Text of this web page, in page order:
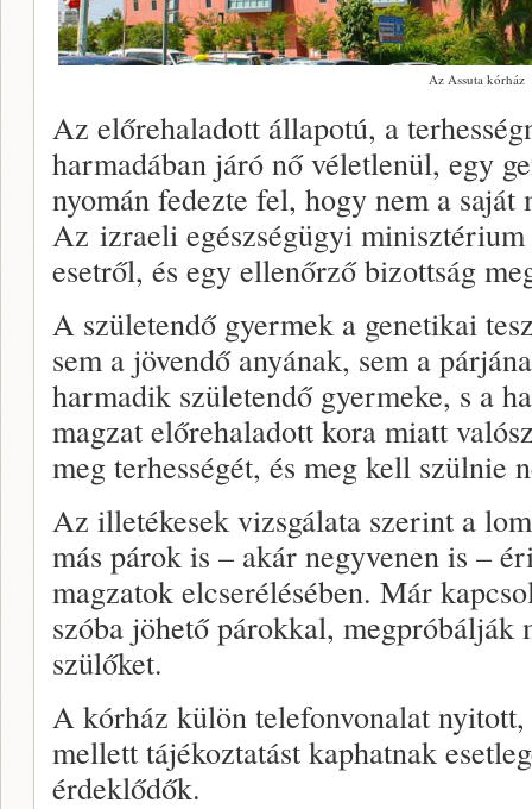
Az Assuta kórház
Az előrehaladott állapotú, a
harmadában járó nő véletlenül, egy
nyomán fedezte fel, hogy nem a saját
Az izraeli egészségügyi
esetről, és egy ellenőrző bizottság
A születendő gyermek a genetikai
sem a jövendő anyának, sem a
harmadik születendő gyermeke, s a
magzat előrehaladott kora miatt
meg terhességét, és meg kell szülnie
Az illetékesek vizsgálata szerint a
más párok is – akár negyvenen is –
magzatok elcserélésében. Már
szóba jöhető párokkal,
szülőket.
A kórház külön telefonvonalat
mellett tájékoztatást kaphatnak
érdeklődők.